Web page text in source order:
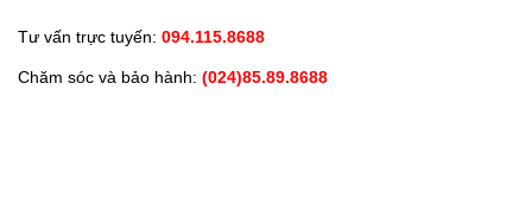
Tư vấn trực tuyến: 094.115.8688
Chăm sóc và bảo hành: (024)85.89.8688